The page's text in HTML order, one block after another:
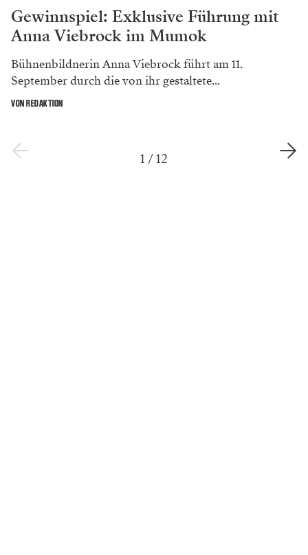
Gewinnspiel: Exklusive Führung mit
Anna Viebrock im Mumok
Bühnenbildnerin Anna Viebrock führt am 11.
September durch die von ihr gestaltete...
VON REDAKTION
1 /12